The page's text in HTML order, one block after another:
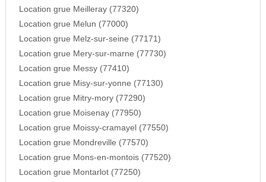
Location grue Meilleray (77320)
Location grue Melun (77000)
Location grue Melz-sur-seine (77171)
Location grue Mery-sur-marne (77730)
Location grue Messy (77410)
Location grue Misy-sur-yonne (77130)
Location grue Mitry-mory (77290)
Location grue Moisenay (77950)
Location grue Moissy-cramayel (77550)
Location grue Mondreville (77570)
Location grue Mons-en-montois (77520)
Location grue Montarlot (77250)